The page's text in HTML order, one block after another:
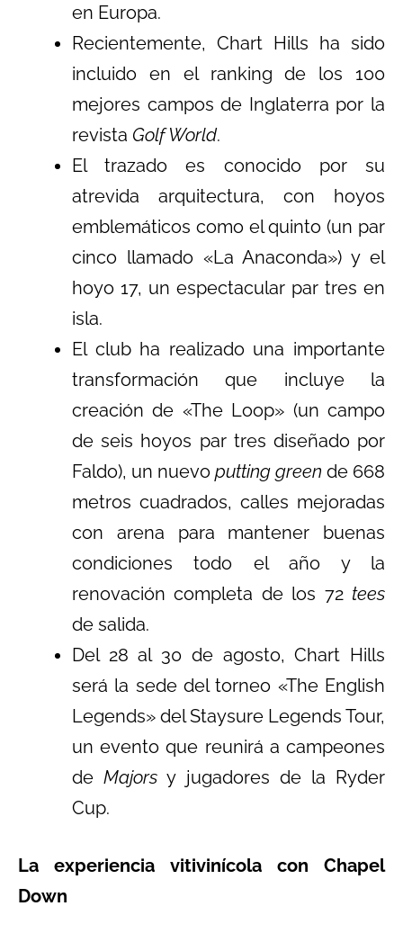
en Europa.
Recientemente, Chart Hills ha sido
incluido en el ranking de los 100
mejores campos de Inglaterra por la
revista Golf World.
El trazado es conocido por su
atrevida arquitectura, con hoyos
emblemáticos como el quinto (un par
cinco llamado «La Anaconda») y el
hoyo 17, un espectacular par tres en
isla.
El club ha realizado una importante
transformación que incluye la
creación de «The Loop» (un campo
de seis hoyos par tres diseñado por
Faldo), un nuevo putting green de 668
metros cuadrados, calles mejoradas
con arena para mantener buenas
condiciones todo el año y la
renovación completa de los 72 tees
de salida.
Del 28 al 30 de agosto, Chart Hills
será la sede del torneo «The English
Legends» del Staysure Legends Tour,
un evento que reunirá a campeones
deMajors y jugadores de la Ryder
Cup.
La experiencia vitivinícola con Chapel
Down